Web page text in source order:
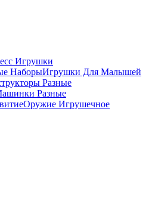
Игрушки
НаборыИгрушки Для Малышей
Разные
Разные
Оружие Игрушечное